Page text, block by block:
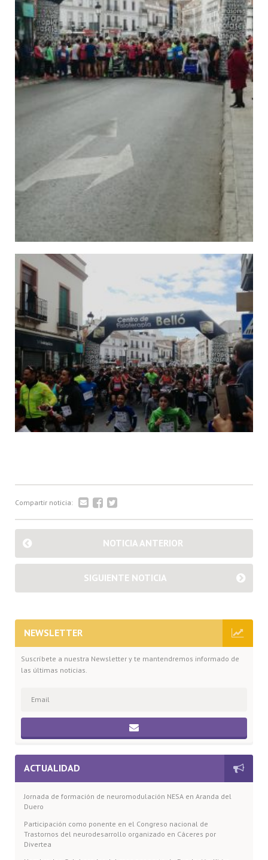
Compartir noticia:
NOTICIA ANTERIOR
SIGUIENTE NOTICIA
NEWSLETTER
Suscríbete a nuestra Newsletter y te mantendremos informado de
las últimas noticias.
ACTUALIDAD
Jornada de formación de neuromodulación NESA en Aranda del
Duero
Participación como ponente en el Congreso nacional de
Trastornos del neurodesarrollo organizado en Cáceres por
Divertea